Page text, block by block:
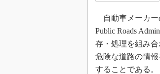
自動車メーカー
Public Roads
存・処理を組み
危険な道路の情
することである。